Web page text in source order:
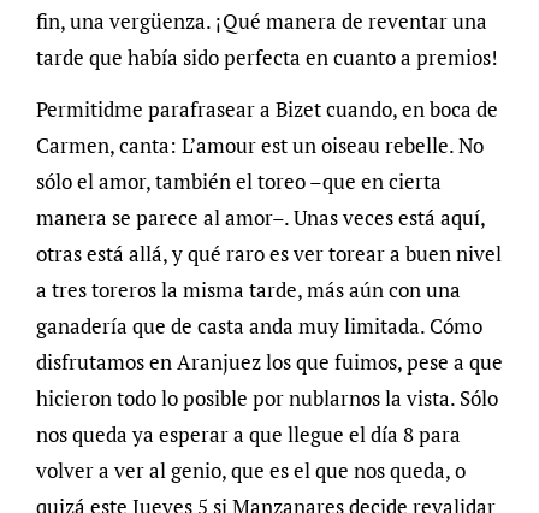
fin, una vergüenza. ¡Qué manera de reventar una
tarde que había sido perfecta en cuanto a premios!
Permitidme parafrasear a Bizet cuando, en boca de
Carmen, canta: L’amour est un oiseau rebelle. No
sólo el amor, también el toreo –que en cierta
manera se parece al amor–. Unas veces está aquí,
otras está allá, y qué raro es ver torear a buen nivel
a tres toreros la misma tarde, más aún con una
ganadería que de casta anda muy limitada. Cómo
disfrutamos en Aranjuez los que fuimos, pese a que
hicieron todo lo posible por nublarnos la vista. Sólo
nos queda ya esperar a que llegue el día 8 para
volver a ver al genio, que es el que nos queda, o
quizá este Jueves 5 si Manzanares decide revalidar